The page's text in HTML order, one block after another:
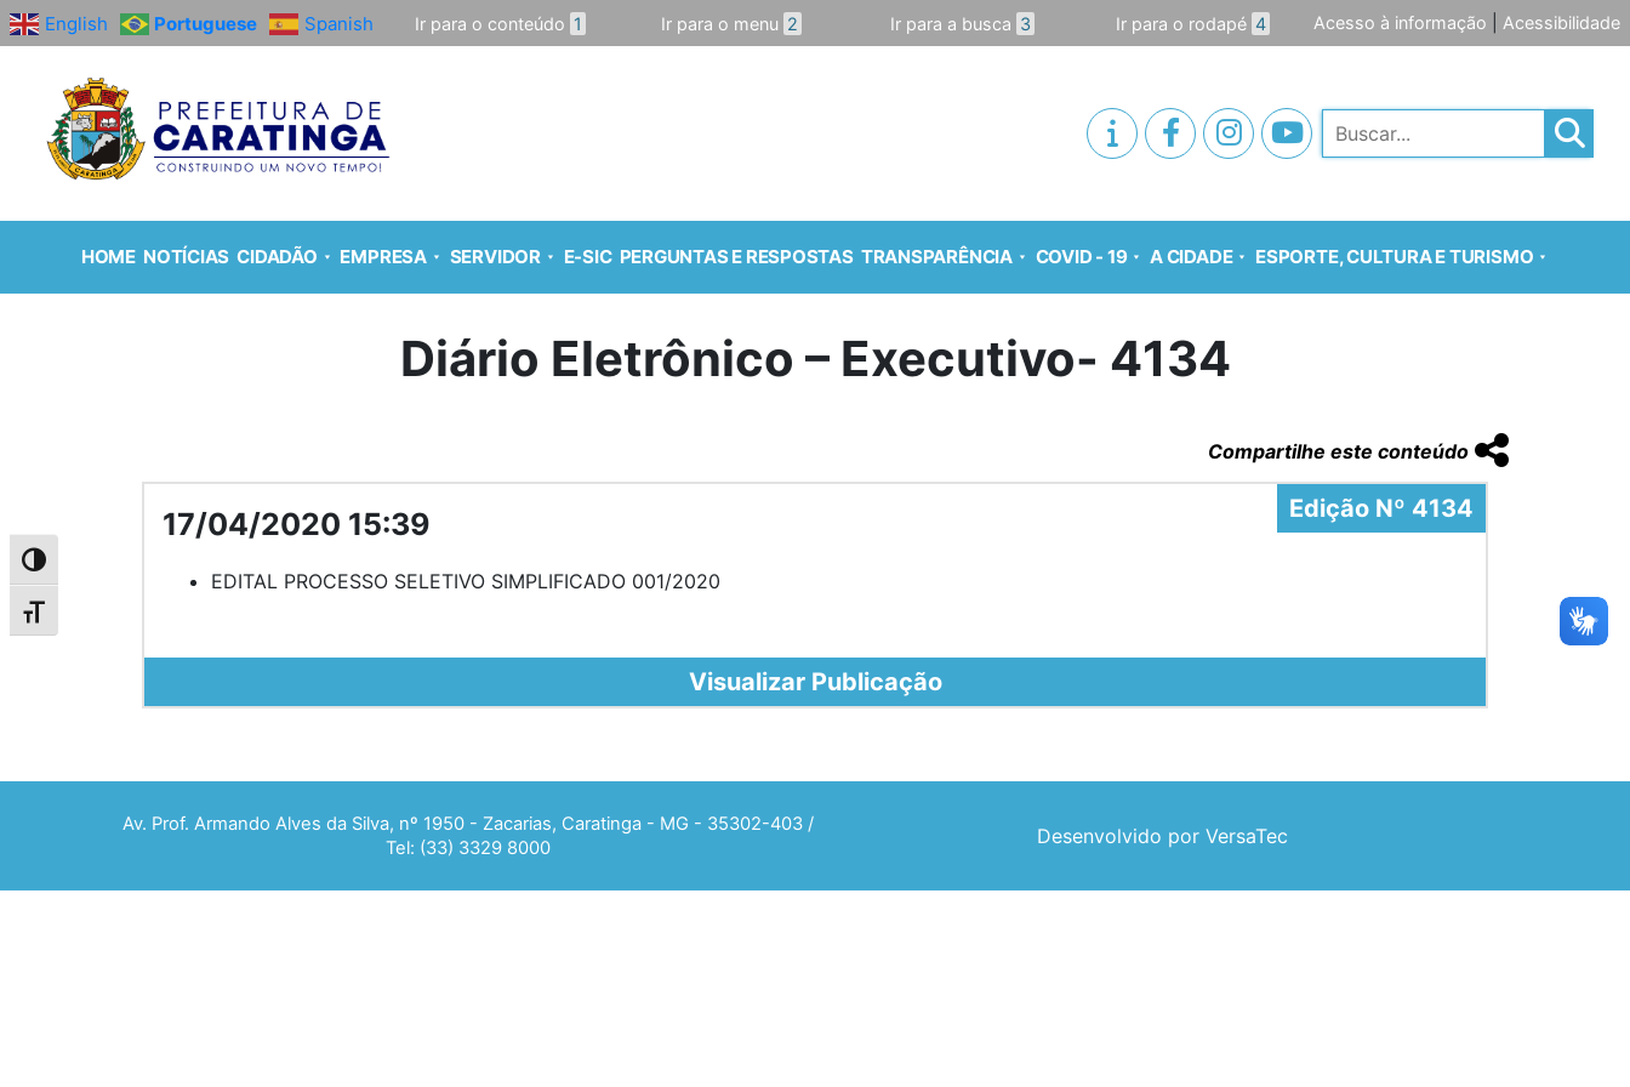
Alternar alto contraste
Alternar tamanho da fonte
English Portuguese Spanish Ir para o conteúdo 1 Ir para o menu 2 Ir para a busca 3 Ir para o rodapé 4 Acesso à informação Acessibilidade
Pesquisar
HOME NOTÍCIAS CIDADÃO EMPRESA SERVIDOR E-SIC PERGUNTAS E RESPOSTAS TRANSPARÊNCIA COVID - 19 A CIDADE ESPORTE, CULTURA E TURISMO
Diário Eletrônico – Executivo- 4134
Compartilhe este conteúdo
Edição Nº 4134
17/04/2020 15:39
EDITAL PROCESSO SELETIVO SIMPLIFICADO 001/2020
Visualizar Publicação
Av. Prof. Armando Alves da Silva, nº 1950 - Zacarias, Caratinga - MG - 35302-403 /
Tel: (33) 3329 8000
Desenvolvido por VersaTec